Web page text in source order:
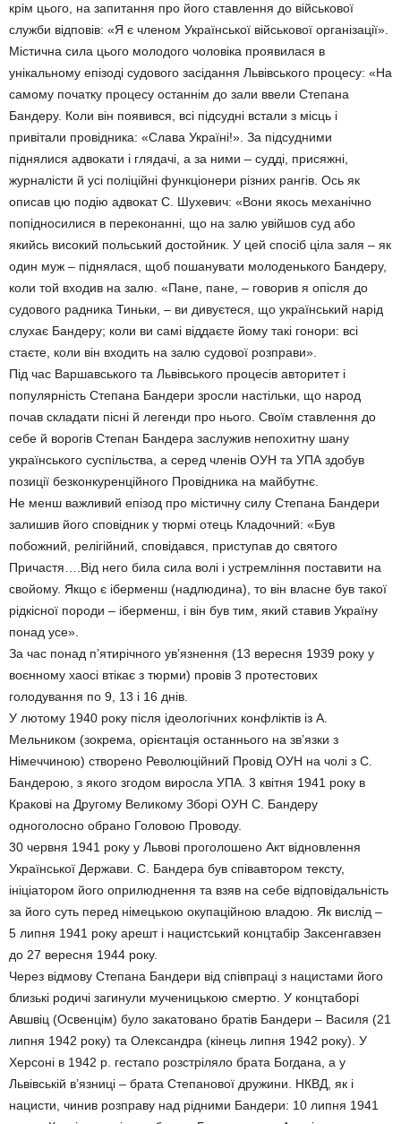
крім цього, на запитання про його ставлення до військової
служби відповів: «Я є членом Української військової організації».
Містична сила цього молодого чоловіка проявилася в
унікальному епізоді судового засідання Львівського процесу: «На
самому початку процесу останнім до зали ввели Степана
Бандеру. Коли він появився, всі підсудні встали з місць і
привітали провідника: «Слава Україні!». За підсудними
піднялися адвокати і глядачі, а за ними – судді, присяжні,
журналісти й усі поліційні функціонери різних рангів. Ось як
описав цю подію адвокат С. Шухевич: «Вони якось механічно
попідносилися в переконанні, що на залю увійшов суд або
якийсь високий польський достойник. У цей спосіб ціла заля – як
один муж – піднялася, щоб пошанувати молоденького Бандеру,
коли той входив на залю. «Пане, пане, – говорив я опісля до
судового радника Тиньки, – ви дивуєтеся, що український нарід
слухає Бандеру; коли ви самі віддаєте йому такі гонори: всі
стаєте, коли він входить на залю судової розправи».
Під час Варшавського та Львівського процесів авторитет і
популярність Степана Бандери зросли настільки, що народ
почав складати пісні й легенди про нього. Своїм ставлення до
себе й ворогів Степан Бандера заслужив непохитну шану
українського суспільства, а серед членів ОУН та УПА здобув
позиції безконкуренційного Провідника на майбутнє.
Не менш важливий епізод про містичну силу Степана Бандери
залишив його сповідник у тюрмі отець Кладочний: «Був
побожний, релігійний, сповідався, приступав до святого
Причастя….Від него била сила волі і устремління поставити на
свойому. Якщо є іберменш (надлюдина), то він власне був такої
рідкісної породи – іберменш, і він був тим, який ставив Україну
понад усе».
За час понад п’ятирічного ув’язнення (13 вересня 1939 року у
воєнному хаосі втікає з тюрми) провів 3 протестових
голодування по 9, 13 і 16 днів.
У лютому 1940 року після ідеологічних конфліктів із А.
Мельником (зокрема, орієнтація останнього на зв’язки з
Німеччиною) створено Революційний Провід ОУН на чолі з С.
Бандерою, з якого згодом виросла УПА. 3 квітня 1941 року в
Кракові на Другому Великому Зборі ОУН С. Бандеру
одноголосно обрано Головою Проводу.
30 червня 1941 року у Львові проголошено Акт відновлення
Української Держави. С. Бандера був співавтором тексту,
ініціатором його оприлюднення та взяв на себе відповідальність
за його суть перед німецькою окупаційною владою. Як вислід –
5 липня 1941 року арешт і нацистський концтабір Заксенгавзен
до 27 вересня 1944 року.
Через відмову Степана Бандери від співпраці з нацистами його
близькі родичі загинули мученицькою смертю. У концтаборі
Авшвіц (Освенцім) було закатовано братів Бандери – Василя (21
липня 1942 року) та Олександра (кінець липня 1942 року). У
Херсоні в 1942 р. гестапо розстріляло брата Богдана, а у
Львівській в’язниці – брата Степанової дружини. НКВД, як і
нацисти, чинив розправу над рідними Бандери: 10 липня 1941